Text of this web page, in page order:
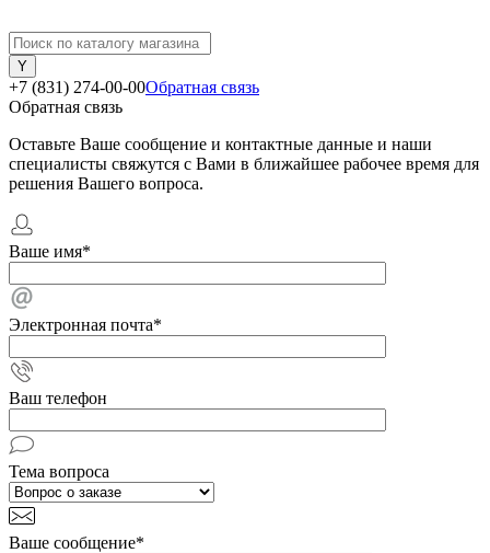
+7 (831) 274-00-00Обратная связь
Обратная связь
Оставьте Ваше сообщение и контактные данные и наши
специалисты свяжутся с Вами в ближайшее рабочее время для
решения Вашего вопроса.
Ваше имя*
Электронная почта*
Ваш телефон
Тема вопроса
Ваше сообщение*